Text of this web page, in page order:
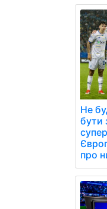
Не
бути
про